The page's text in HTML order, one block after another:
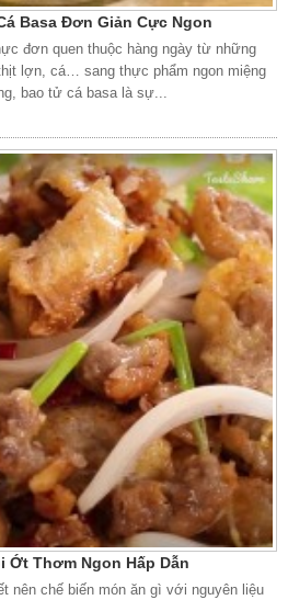
Basa Đơn Giản Cực Ngon
đơn quen thuộc hàng ngày từ những
lợn, cá… sang thực phẩm ngon miệng
bao tử cá basa là sự...
Ớt Thơm Ngon Hấp Dẫn
nên chế biến món ăn gì với nguyên liệu